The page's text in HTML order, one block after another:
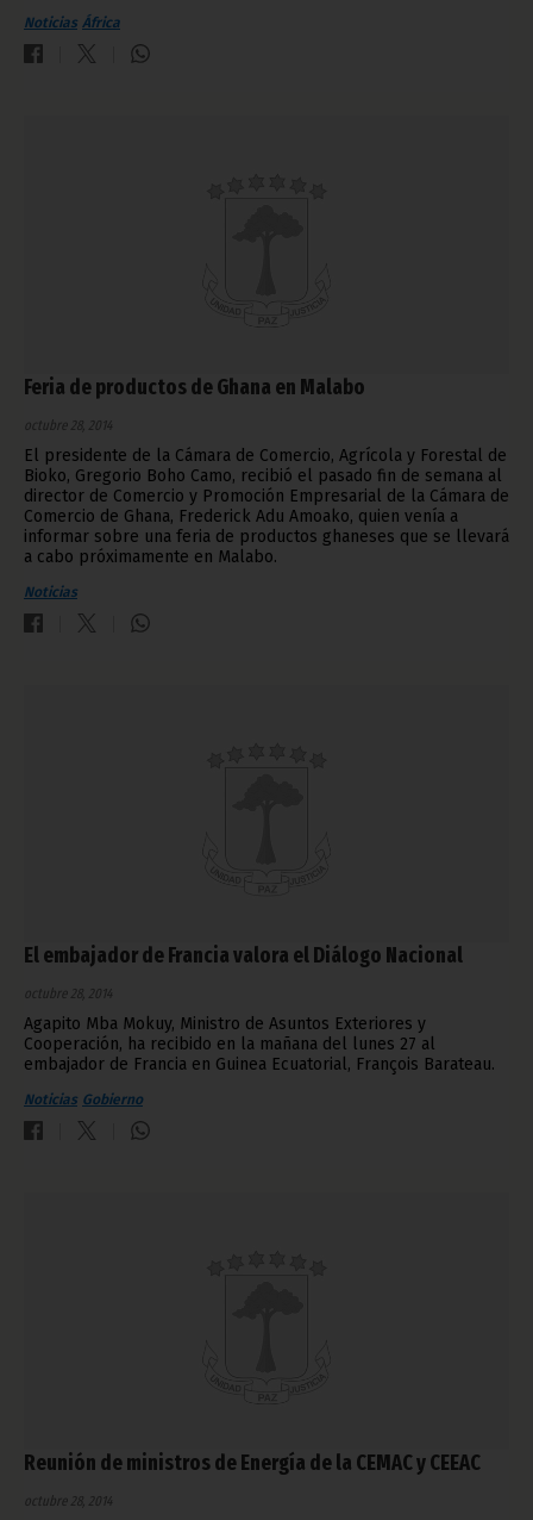
Noticias África
Feria de productos de Ghana en Malabo
octubre 28, 2014
El presidente de la Cámara de Comercio, Agrícola y Forestal de
Bioko, Gregorio Boho Camo, recibió el pasado fin de semana al
director de Comercio y Promoción Empresarial de la Cámara de
Comercio de Ghana, Frederick Adu Amoako, quien venía a
informar sobre una feria de productos ghaneses que se llevará
a cabo próximamente en Malabo.
Noticias
El embajador de Francia valora el Diálogo Nacional
octubre 28, 2014
Agapito Mba Mokuy, Ministro de Asuntos Exteriores y
Cooperación, ha recibido en la mañana del lunes 27 al
embajador de Francia en Guinea Ecuatorial, François Barateau.
Noticias Gobierno
Reunión de ministros de Energía de la CEMAC y CEEAC
octubre 28, 2014